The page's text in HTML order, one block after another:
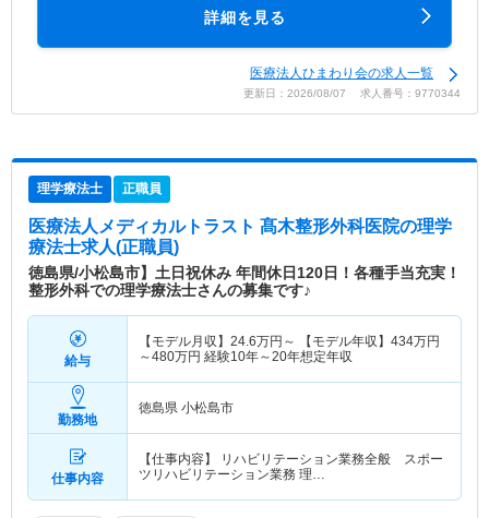
詳細を見る
医療法人ひまわり会の求人一覧
更新日：2026/08/07 求人番号：9770344
理学療法士 正職員
医療法人メディカルトラスト 髙木整形外科医院の理学
療法士求人(正職員)
徳島県/小松島市】土日祝休み 年間休日120日！各種手当充実！
整形外科での理学療法士さんの募集です♪
給与
【モデル月収】 24.6万円～ 【モデル年収】 434万円
～480万円 経験10年～20年想定年収
勤務地
徳島県 小松島市
仕事内容
【仕事内容】 リハビリテーション業務全般 スポー
ツリハビリテーション業務 理…